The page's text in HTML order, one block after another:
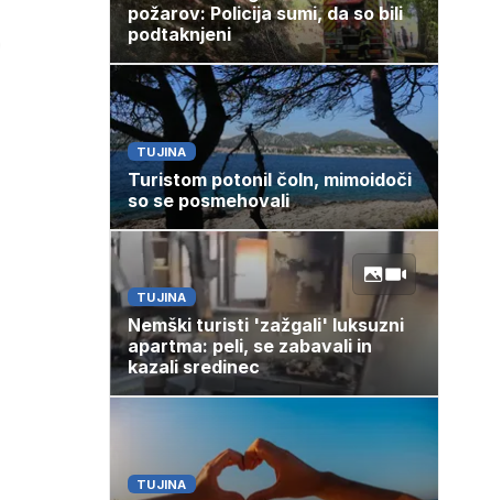
požarov: Policija sumi, da so bili
podtaknjeni
TUJINA
Turistom potonil čoln, mimoidoči
so se posmehovali
TUJINA
Nemški turisti 'zažgali' luksuzni
apartma: peli, se zabavali in
kazali sredinec
TUJINA